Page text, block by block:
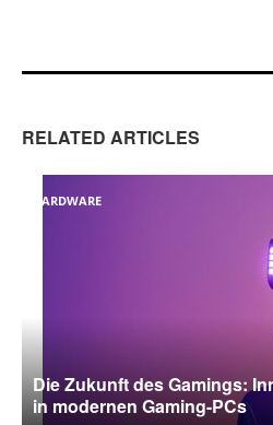
RELATED ARTICLES
HARDWARE
Die Zukunft des Gamings:
in modernen Gaming-PCs